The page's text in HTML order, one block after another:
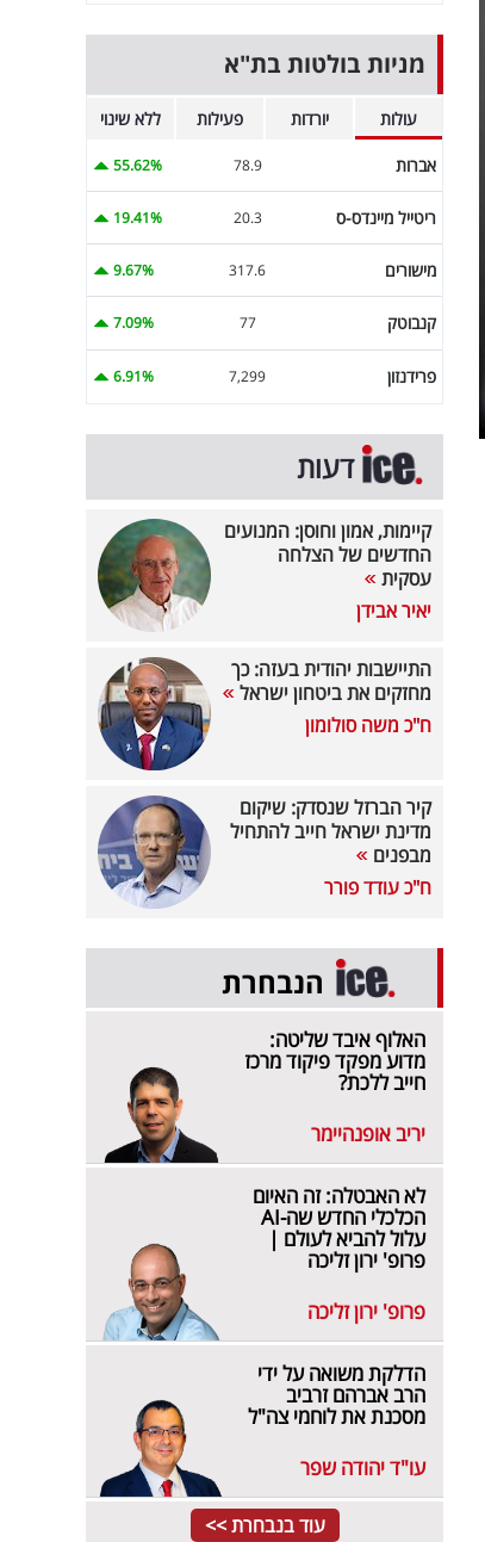
מניות בולטות בת"א
עולות יורדות פעילות ללא שינוי
אברות 78.9
55.62%
ריטייל מיינדס-ס 20.3
19.41%
מישורים 317.6
9.67%
קנבוטק 77
7.09%
פרידנזון 7,299
6.91%
דעות
קיימות, אמון וחוסן: המנועים
החדשים של הצלחה
עסקית
יאיר אבידן
התיישבות יהודית בעזה: כך
מחזקים את ביטחון ישראל
ח"כ משה סולומון
קיר הברזל שנסדק: שיקום
מדינת ישראל חייב להתחיל
מבפנים
ח"כ עודד פורר
הנבחרת
האלוף איבד שליטה:
מדוע מפקד פיקוד מרכז
חייב ללכת?
יריב אופנהיימר
לא האבטלה: זה האיום
הכלכלי החדש שה-AI
עלול להביא לעולם |
פרופ' ירון זליכה
פרופ' ירון זליכה
הדלקת משואה על ידי
הרב אברהם זרביב
מסכנת את לוחמי צה"ל
עו"ד יהודה שפר
עוד בנבחרת >>